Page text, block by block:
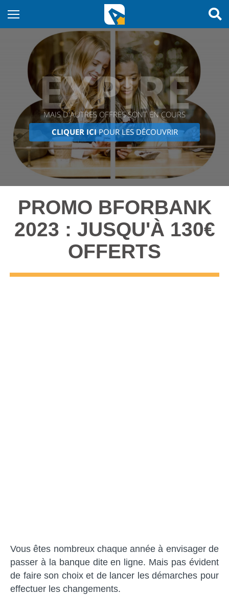
EXPIRÉ
MAIS D'AUTRES OFFRES SONT EN COURS
CLIQUER ICIPOUR LES DÉCOUVRIR
PROMO BFORBANK
2023 : JUSQU'À 130€
OFFERTS
Vous êtes nombreux chaque année à envisager de
passer à la banque dite en ligne. Mais pas évident
de faire son choix et de lancer les démarches pour
effectuer les changements.